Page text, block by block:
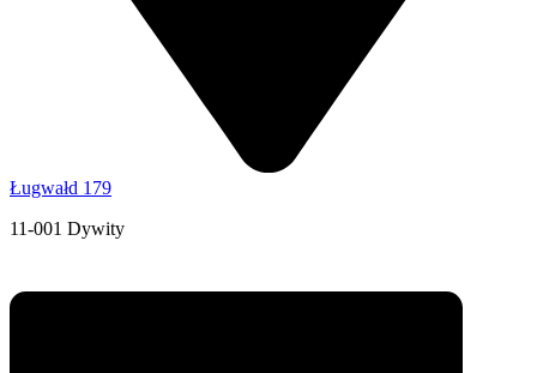
Ługwałd 179
11-001 Dywity